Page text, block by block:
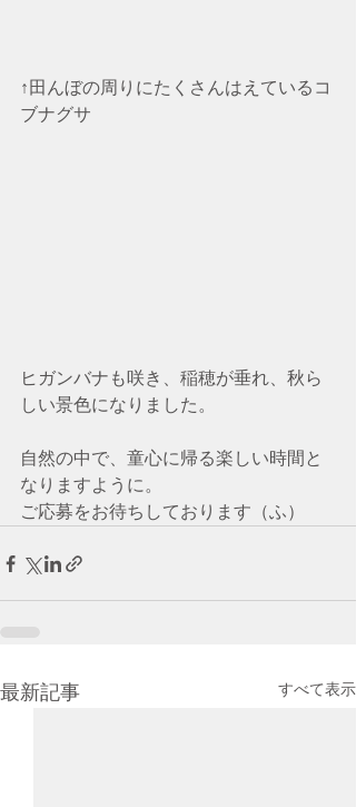
↑田んぼの周りにたくさんはえているコ
ブナグサ
ヒガンバナも咲き、稲穂が垂れ、秋ら
しい景色になりました。
自然の中で、童心に帰る楽しい時間と
なりますように。
ご応募をお待ちしております（ふ）
最新記事 すべて表示